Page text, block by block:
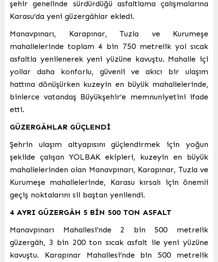
şehir genelinde sürdürdüğü asfaltlama çalışmalarına
Karasu’da yeni güzergâhlar ekledi.
Manavpınarı, Karapınar, Tuzla ve Kurumeşe
mahallelerinde toplam 4 bin 750 metrelik yol sıcak
asfaltla yenilenerek yeni yüzüne kavuştu. Mahalle içi
yollar daha konforlu, güvenli ve akıcı bir ulaşım
hattına dönüşürken kuzeyin en büyük mahallelerinde,
binlerce vatandaş Büyükşehir’e memnuniyetini ifade
etti.
GÜZERGÂHLAR GÜÇLENDİ
Şehrin ulaşım altyapısını güçlendirmek için yoğun
şekilde çalışan YOLBAK ekipleri, kuzeyin en büyük
mahallelerinden olan Manavpınarı, Karapınar, Tuzla ve
Kurumeşe mahallelerinde, Karasu kırsalı için önemli
geçiş noktalarını sil baştan yenilendi.
4 AYRI GÜZERGÂH 5 BİN 500 TON ASFALT
Manavpınarı Mahallesi’nde 2 bin 500 metrelik
güzergâh, 3 bin 200 ton sıcak asfalt ile yeni yüzüne
kavuştu. Karapınar Mahallesi’nde bin 500 metrelik